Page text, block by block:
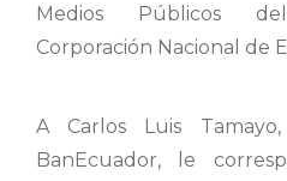
Medios Públicos
Corporación Nacional de
A Carlos Luis
BanEcuador, le